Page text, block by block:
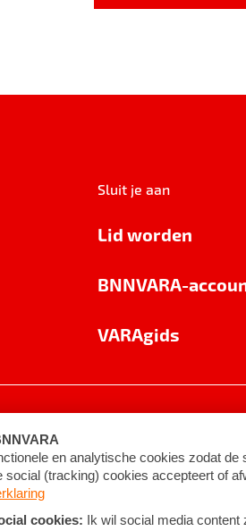
Sluit je aan
Lid worden
BNNVARA-
VARAgids
voorwaarden ©2026